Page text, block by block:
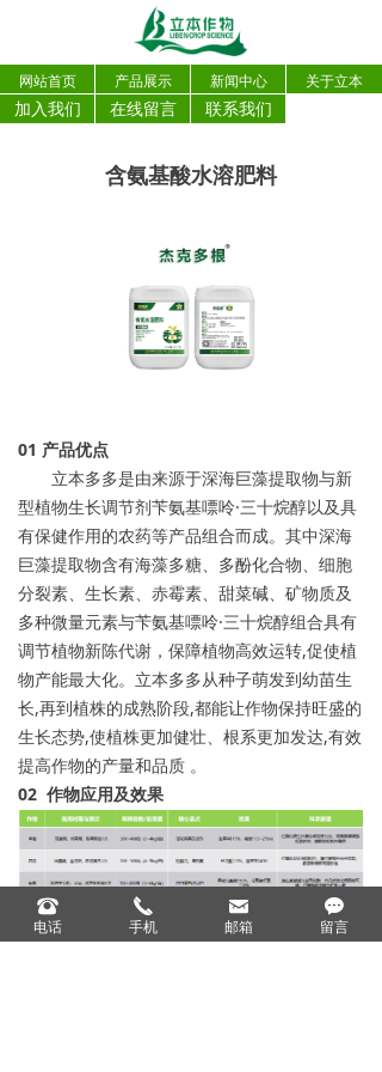
网站首页 产品展示 新闻中心 关于立本
加入我们 在线留言 联系我们
01 产品优点
立本多多是由来源于深海巨藻提取物与新
型植物生长调节剂苄氨基嘌呤·三十烷醇以及具
有保健作用的农药等产品组合而成。其中深海
巨藻提取物含有海藻多糖、多酚化合物、细胞
分裂素、生长素、赤霉素、甜菜碱、矿物质及
多种微量元素与苄氨基嘌呤·三十烷醇组合具有
调节植物新陈代谢，保障植物高效运转,促使植
物产能最大化。立本多多从种子萌发到幼苗生
长,再到植株的成熟阶段,都能让作物保持旺盛的
生长态势,使植株更加健壮、根系更加发达,有效
提高作物的产量和品质 。
02 作物应用及效果
含氨基酸水溶肥料
뀰
电话
끅
手机
낂
邮箱
끁
留言